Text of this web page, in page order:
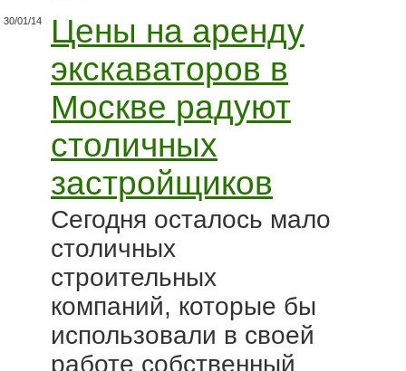
30/01/14
Цены на аренду
экскаваторов в
Москве радуют
столичных
застройщиков
Сегодня осталось мало
столичных
строительных
компаний, которые бы
использовали в своей
работе собственный